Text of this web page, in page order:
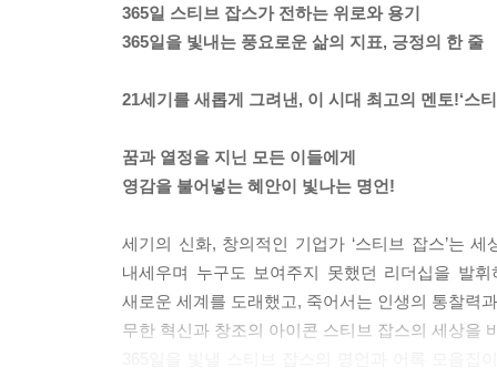
영향력 / 문화가 되다 / 무대 장악력 / 쓰디쓴 실패
제품이 답이다 / 불확실성 / 인류에 공헌해라 / 자부
스마트폰의 전쟁 / 애플은 소비자의 것이다 / 점과
Autumn_ 열정과 희망의 명언
워즈니악 / 잠재력을 깨워라 /
애플로 귀한 / 파노라마 / 내일의 안부 / 스스로해라
현실과 꿈을 이어주는 협상가 / 무한한 가능성 / 디
잊지 못할 첫 느낌 / 재치 있는 입담 / 애니메이션 /
365일 스티브 잡스가 전하는 위로와 용기
365일을 빛내는 풍요로운 삶의 지표, 긍정의 한 줄
21세기를 새롭게 그려낸, 이 시대 최고의 멘토!‘스
꿈과 열정을 지닌 모든 이들에게
영감을 불어넣는 혜안이 빛나는 명언!
세기의 신화, 창의적인 기업가 ‘스티브 잡스’는
내세우며 누구도 보여주지 못했던 리더십을 발
새로운 세계를 도래했고, 죽어서는 인생의 통찰력
무한 혁신과 창조의 아이콘 스티브 잡스의 세상을